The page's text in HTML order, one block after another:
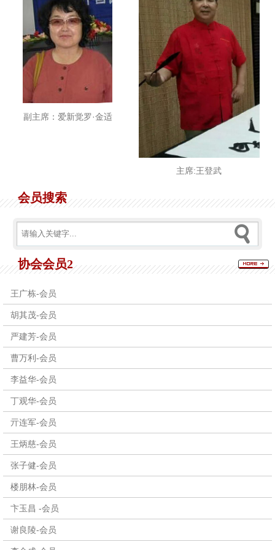
副主席：爱新觉罗·金适
主席:王登武
会员搜索
协会会员2
王广栋-会员
胡其茂-会员
严建芳-会员
曹万利-会员
李益华-会员
丁观华-会员
亓连军-会员
王炳慈-会员
张子健-会员
楼朋林-会员
卞玉昌 -会员
谢良陵-会员